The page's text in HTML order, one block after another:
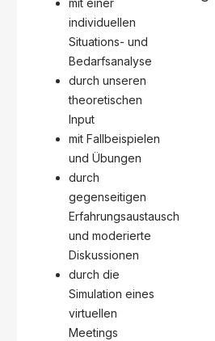
mit einer
individuellen
Situations- und
Bedarfsanalyse
durch unseren
theoretischen
Input
mit Fallbeispielen
und Übungen
durch
gegenseitigen
Erfahrungsaustausch
und moderierte
Diskussionen
durch die
Simulation eines
virtuellen
Meetings